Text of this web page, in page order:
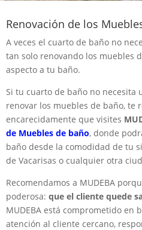
Renovación de los
A veces el cuarto de baño no
tan solo renovando los muebles
aspecto a tu baño.
Si tu cuarto de baño no necesita
renovar los muebles de baño, te
encarecidamente que visites
de Muebles de baño, donde
baño desde la comodidad de tu
de Vacarisas o cualquier otra
Recomendamos a MUDEBA
poderosa: que el cliente quede
MUDEBA está comprometido en
atención al cliente cercano,